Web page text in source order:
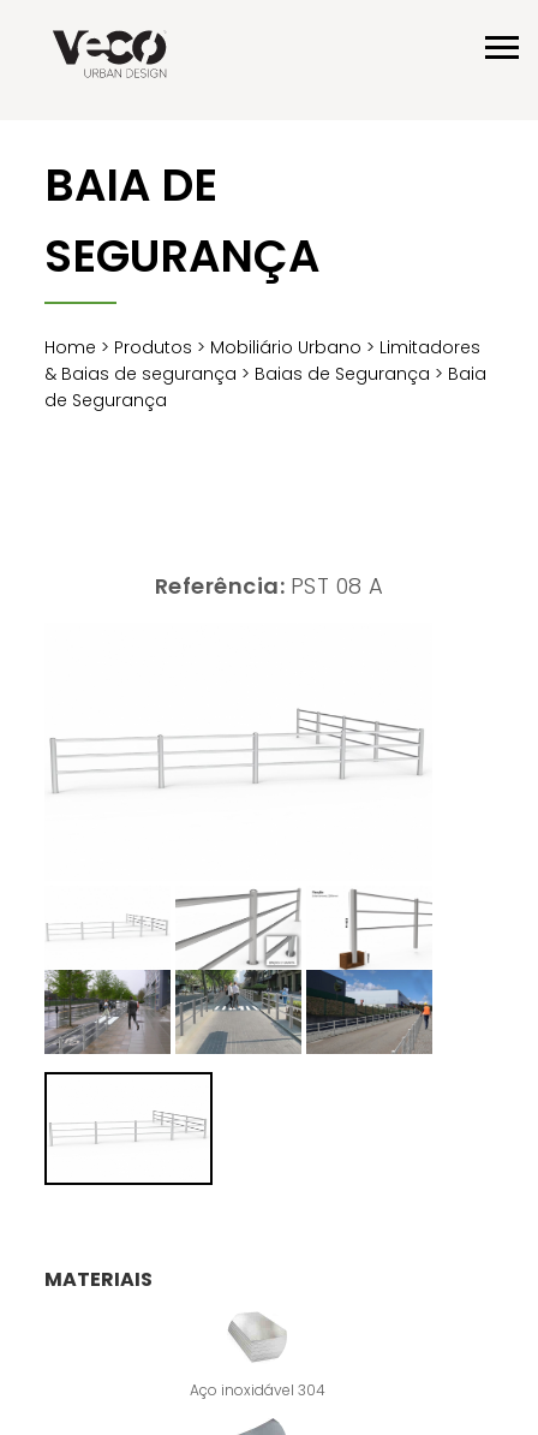
BAIA DE
SEGURANÇA
Home > Produtos > Mobiliário Urbano > Limitadores
& Baias de segurança > Baias de Segurança > Baia
de Segurança
Referência: PST 08 A
MATERIAIS
Aço inoxidável 304